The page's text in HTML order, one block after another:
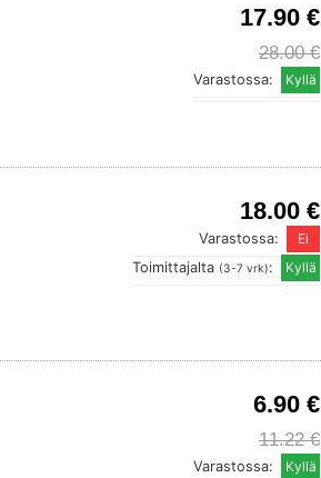
17.90 €
28.00 €
Varastossa:
18.00 €
Varastossa:
Toimittajalta (3-7 vrk):
6.90 €
11.22 €
Varastossa: